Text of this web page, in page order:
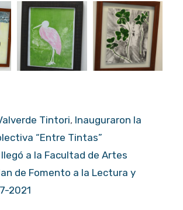
Tintori, Inauguraron la
“Entre Tintas”
llegó a la Facultad de Artes
de Fomento a la Lectura y
2021